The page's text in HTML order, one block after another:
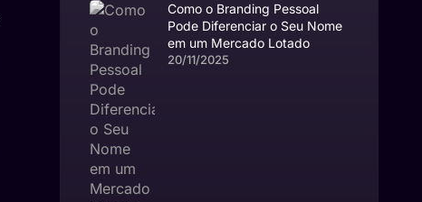
Como o Branding Pessoal
Pode Diferenciar o Seu Nome
em um Mercado Lotado
20/11/2025